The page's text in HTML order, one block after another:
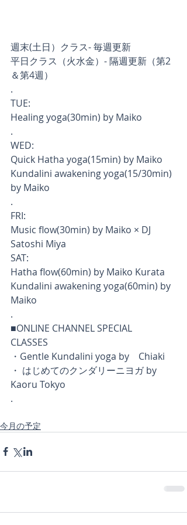
週末(土日）クラス- 毎週更新
平日クラス（火水金）- 隔週更新（第2
＆第4週）
.
TUE:
Healing yoga(30min) by Maiko
.
WED:
Quick Hatha yoga(15min) by Maiko
Kundalini awakening yoga(15/30min)
by Maiko
.
FRI:
Music flow(30min) by Maiko × DJ
Satoshi Miya
SAT:
Hatha flow(60min) by Maiko Kurata
Kundalini awakening yoga(60min) by
Maiko
.
■ONLINE CHANNEL SPECIAL
CLASSES
・Gentle Kundalini yoga by　Chiaki
・ はじめてのクンダリーニヨガ by
Kaoru Tokyo
.
今月の予定